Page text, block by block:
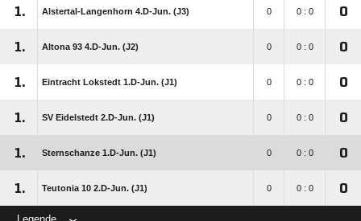
1. Alstertal-Langenhorn 4.D-Jun. (J3) 0 0 : 0 0
1. Altona 93 4.D-Jun. (J2) 0 0 : 0 0
1. Eintracht Lokstedt 1.D-Jun. (J1) 0 0 : 0 0
1. SV Eidelstedt 2.D-Jun. (J1) 0 0 : 0 0
1. Sternschanze 1.D-Jun. (J1) 0 0 : 0 0
1. Teutonia 10 2.D-Jun. (J1) 0 0 : 0 0